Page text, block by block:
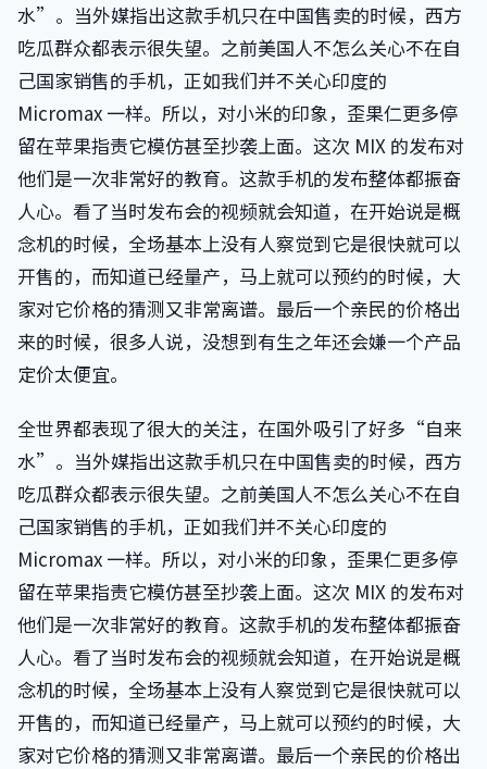
水”。当外媒指出这款手机只在中国售卖的时候，西方
吃瓜群众都表示很失望。之前美国人不怎么关心不在自
己国家销售的手机，正如我们并不关心印度的
Micromax 一样。所以，对小米的印象，歪果仁更多停
留在苹果指责它模仿甚至抄袭上面。这次 MIX 的发布对
他们是一次非常好的教育。这款手机的发布整体都振奋
人心。看了当时发布会的视频就会知道，在开始说是概
念机的时候，全场基本上没有人察觉到它是很快就可以
开售的，而知道已经量产，马上就可以预约的时候，大
家对它价格的猜测又非常离谱。最后一个亲民的价格出
来的时候，很多人说，没想到有生之年还会嫌一个产品
定价太便宜。
全世界都表现了很大的关注，在国外吸引了好多“自来
水”。当外媒指出这款手机只在中国售卖的时候，西方
吃瓜群众都表示很失望。之前美国人不怎么关心不在自
己国家销售的手机，正如我们并不关心印度的
Micromax 一样。所以，对小米的印象，歪果仁更多停
留在苹果指责它模仿甚至抄袭上面。这次 MIX 的发布对
他们是一次非常好的教育。这款手机的发布整体都振奋
人心。看了当时发布会的视频就会知道，在开始说是概
念机的时候，全场基本上没有人察觉到它是很快就可以
开售的，而知道已经量产，马上就可以预约的时候，大
家对它价格的猜测又非常离谱。最后一个亲民的价格出